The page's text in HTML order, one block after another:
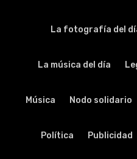
La fotografía del
La música del día
Música Nodo solidario
Política Publicidad